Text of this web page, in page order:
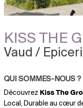
KISS THE
Vaud /
QUI SOMMES-NOUS ?
Découvrez Kiss The
Local, Durable au cœur